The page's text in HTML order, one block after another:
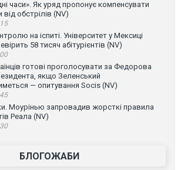
часи». Як уряд пропонує компенсувати
від обстрілів (NV)
на іспиті. Університет у Мексиці
58 тисяч абітурієнтів (NV)
готові проголосувати за Федорова
якщо Зеленський
— опитування Socis (NV)
Моурінью запровадив жорсткі правила
Реала (NV)
БЛОГОЖАБИ